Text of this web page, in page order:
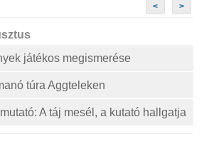
< >
játékos megismerése
túra Aggteleken
A táj mesél, a kutató hallgatja